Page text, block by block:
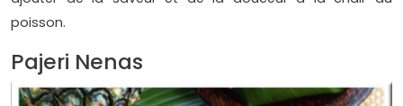
poisson.
Pajeri Nenas